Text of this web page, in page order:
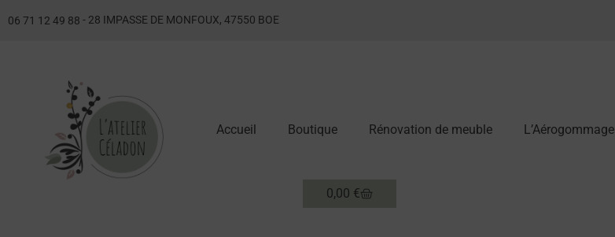
06 71 12 49 88 - 28 IMPASSE DE MONFOUX, 47550 BOE
Accueil Boutique Rénovation de meuble L’Aérogommage
0,00 €